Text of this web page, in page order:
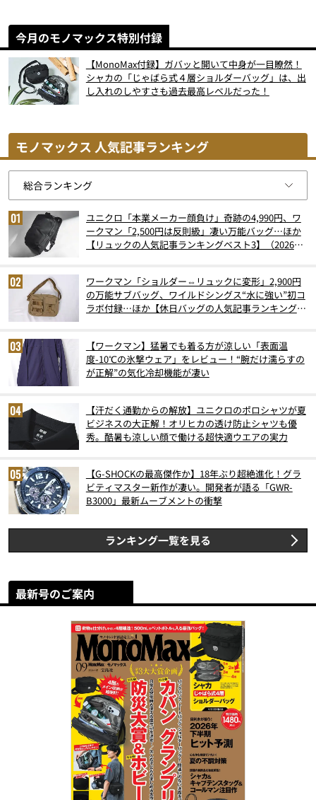
今月のモノマックス特別付録
【MonoMax付録】ガバッと開いて中身が一目瞭然！
シャカの「じゃばら式４層ショルダーバッグ」は、出
し入れのしやすさも過去最高レベルだった！
モノマックス 人気記事ランキング
ユニクロ「本業メーカー顔負け」奇跡の4,990円、ワ
ークマン「2,500円は反則級」凄い万能バッグ…ほか
【リュックの人気記事ランキングベスト3】（2026年
ワークマン「ショルダー⇔リュックに変形」2,900円
の万能サブバッグ、ワイルドシングス“水に強い”初コ
ラボ付録…ほか【休日バッグの人気記事ランキングベ
【ワークマン】猛暑でも着る方が涼しい「表面温
度-10℃の氷撃ウェア」をレビュー！“腕だけ濡らすの
が正解”の気化冷却機能が凄い
【汗だく通勤からの解放】ユニクロのポロシャツが夏
ビジネスの大正解！オリヒカの透け防止シャツも優
秀。酷暑も涼しい顔で働ける超快適ウエアの実力
【G-SHOCKの最高傑作か】18年ぶり超絶進化！グラ
ビティマスター新作が凄い。開発者が語る「GWR-
B3000」最新ムーブメントの衝撃
ランキング一覧を見る
最新号のご案内